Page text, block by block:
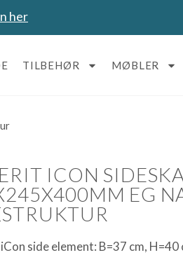
her
TILBEHØR MØBLER
ICON
EG
side element: B=37 cm, H=40